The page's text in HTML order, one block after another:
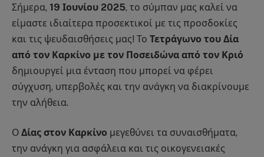
Σήμερα, 19 Ιουνίου 2025, το σύμπαν μας καλεί να
είμαστε ιδιαίτερα προσεκτικοί με τις προσδοκίες
και τις ψευδαισθήσεις μας! Το Τετράγωνο του Δία
από τον Καρκίνο με τον Ποσειδώνα από τον Κριό
δημιουργεί μια ένταση που μπορεί να φέρει
σύγχυση, υπερβολές και την ανάγκη να διακρίνουμε
την αλήθεια.
Ο Δίας στον Καρκίνο μεγεθύνει τα συναισθήματα,
την ανάγκη για ασφάλεια και τις οικογενειακές